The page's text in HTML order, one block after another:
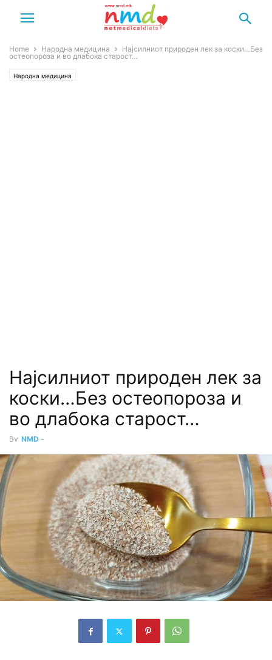
Home Народна медицина
Најсилниот природен лек за коски…Без
остеопороза и во длабока старост…
Народна медицина
Најсилниот природен лек за
коски…Без остеопороза и
во длабока старост…
By NMD -